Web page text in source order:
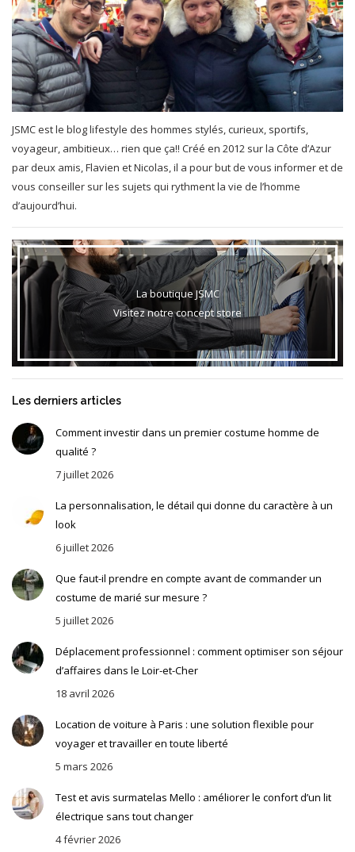
JSMC est le blog lifestyle des hommes stylés, curieux, sportifs,
voyageur, ambitieux… rien que ça!! Créé en 2012 sur la Côte d’Azur
par deux amis, Flavien et Nicolas, il a pour but de vous informer et de
vous conseiller sur les sujets qui rythment la vie de l’homme
d’aujourd’hui.
La boutique JSMC
Visitez notre concept store
Les derniers articles
Comment investir dans un premier costume homme de
qualité ?
7 juillet 2026
La personnalisation, le détail qui donne du caractère à un
look
6 juillet 2026
Que faut-il prendre en compte avant de commander un
costume de marié sur mesure ?
5 juillet 2026
Déplacement professionnel : comment optimiser son séjour
d’affaires dans le Loir-et-Cher
18 avril 2026
Location de voiture à Paris : une solution flexible pour
voyager et travailler en toute liberté
5 mars 2026
Test et avis surmatelas Mello : améliorer le confort d’un lit
électrique sans tout changer
4 février 2026